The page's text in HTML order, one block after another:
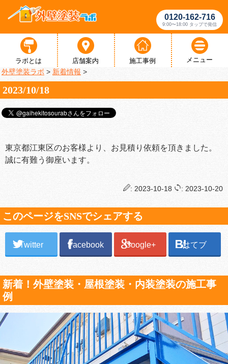
0120-162-716
9:00〜18:00 タップで発信
ラボとは 店舗案内 施工事例 メニュー
外壁塗装ラボ > 新着情報 >
2023/10/18
東京都江東区のお客様より、お見積り依頼を頂きました。
誠に有難う御座います。
: 2023-10-18 : 2023-10-20
このページをSNSでシェアする
Twitter Facebook Google+ はてブ
新着！外壁塗装・屋根塗装・内装塗装の施工事
例